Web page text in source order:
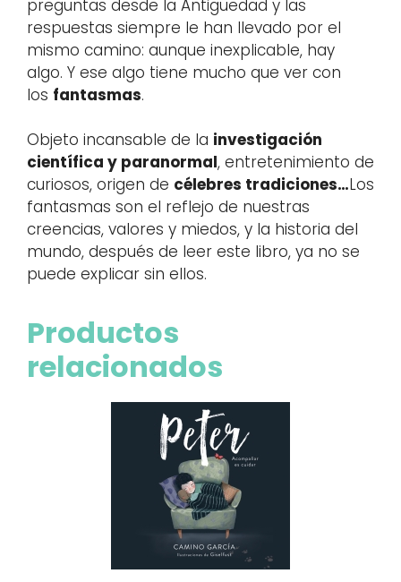
preguntas desde la Antigüedad y las
respuestas siempre le han llevado por el
mismo camino: aunque inexplicable, hay
algo. Y ese algo tiene mucho que ver con
los fantasmas.
Objeto incansable de la investigación
científica y paranormal, entretenimiento de
curiosos, origen de célebres tradiciones…Los
fantasmas son el reflejo de nuestras
creencias, valores y miedos, y la historia del
mundo, después de leer este libro, ya no se
puede explicar sin ellos.
Productos
relacionados